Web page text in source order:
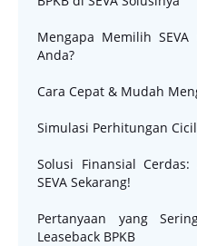
Mengapa Memilih
Anda?
Cara Cepat & Mudah
Simulasi Perhitungan
Solusi Finansial
SEVA Sekarang!
Pertanyaan yang
Leaseback BPKB